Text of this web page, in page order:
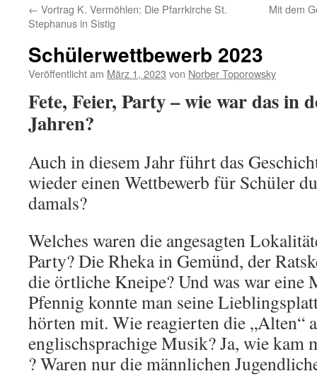
← Vortrag K. Vermöhlen: Die Pfarrkirche St.
Stephanus in Sistig
Mit dem
Schülerwettbewerb 2023
Veröffentlicht am März 1, 2023 von Norber Toporowsky
Fete, Feier, Party – wie war das in
Jahren?
Auch in diesem Jahr führt das
wieder einen Wettbewerb für Schüler
damals?
Welches waren die angesagten
Party? Die Rheka in Gemünd, der
die örtliche Kneipe? Und was war
Pfennig konnte man seine
hörten mit. Wie reagierten die „Alten“
englischsprachige Musik? Ja, wie kam
? Waren nur die männlichen